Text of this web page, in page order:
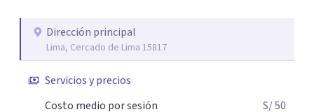
Dirección principal
Lima, Cercado de Lima 15817
Servicios y precios
Costo medio por sesión
S/ 50